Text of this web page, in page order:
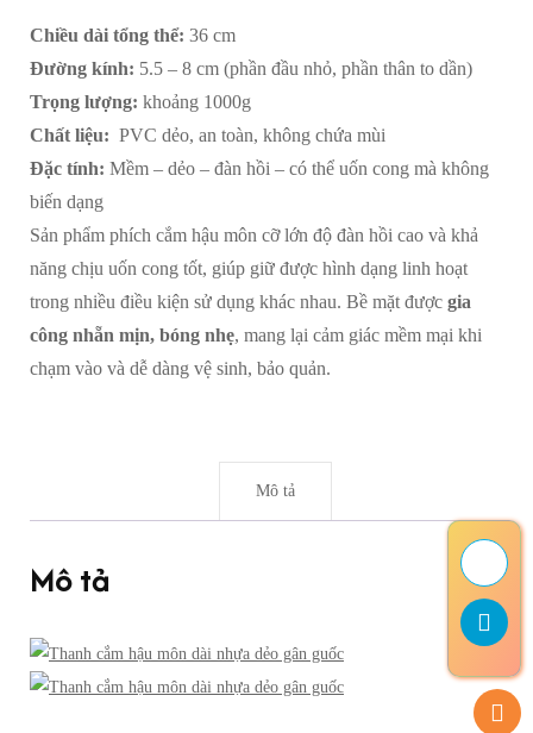
Chiều dài tổng thể: 36 cm
Đường kính: 5.5 – 8 cm (phần đầu nhỏ, phần thân to dần)
Trọng lượng: khoảng 1000g
Chất liệu: PVC dẻo, an toàn, không chứa mùi
Đặc tính: Mềm – dẻo – đàn hồi – có thể uốn cong mà không
biến dạng
Sản phẩm phích cắm hậu môn cỡ lớn độ đàn hồi cao và khả
năng chịu uốn cong tốt, giúp giữ được hình dạng linh hoạt
trong nhiều điều kiện sử dụng khác nhau. Bề mặt được gia
công nhẵn mịn, bóng nhẹ, mang lại cảm giác mềm mại khi
chạm vào và dễ dàng vệ sinh, bảo quản.
Mô tả
Mô tả